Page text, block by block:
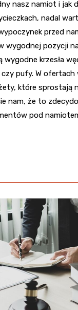
nasz namiot i jak
nadal
przed
wygodnej pozycji
wygodne krzesła
pufy. W ofertach
które sprostają
nam, że to
pod